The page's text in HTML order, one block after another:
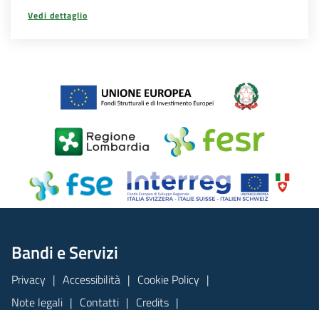
Vedi dettaglio
Bandi e Servizi
Privacy Accessibilità
Cookie Policy
Note legali
Contatti Credits